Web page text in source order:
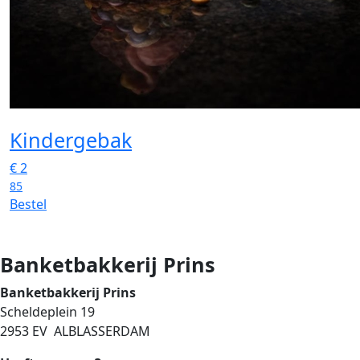
Kindergebak
€2
85
Bestel
Banketbakkerij Prins
Banketbakkerij Prins
Scheldeplein 19
2953 EV ALBLASSERDAM